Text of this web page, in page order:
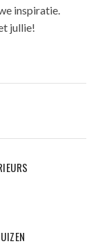
inspiratie.
jullie!